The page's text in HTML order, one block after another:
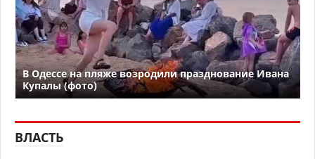
В Одессе на пляже возродили празднование Ивана
Купалы (фото)
ВЛАСТЬ